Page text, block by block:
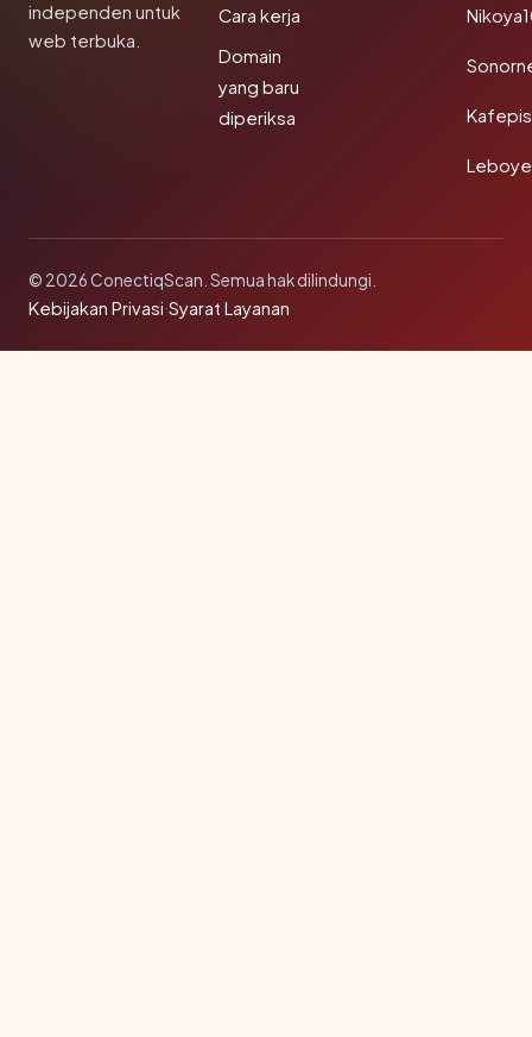
independen untuk
web terbuka.
Cara kerja
Domain
yang baru
diperiksa
© 2026 ConectiqScan. Semua hak dilindungi.
Kebijakan Privasi·Syarat Layanan